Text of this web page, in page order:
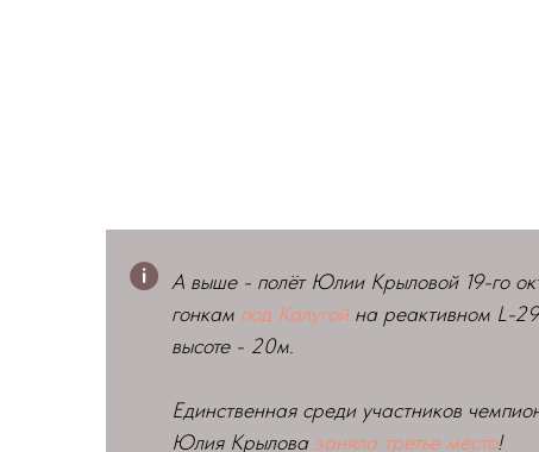
А выше - полёт Юлии Крыловой 19-го
гонкам под Калугойна реактивном L-
высоте - 20м.
Единственная среди участников
Юлия Крылова заняла третье место!